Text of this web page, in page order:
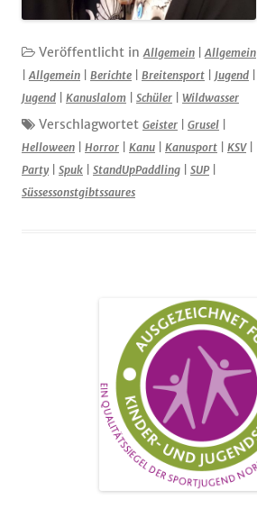
Veröffentlicht inAllgemein
Allgemein
Allgemein Berichte Breitensport Jugend
Jugend
Kanuslalom Schüler Wildwasser
Verschlagwortet Geister Grusel
Helloween
Horror Kanu Kanusport KSV|
Party
Spuk StandUpPaddling SUP|
Süssessonstgibtssaures